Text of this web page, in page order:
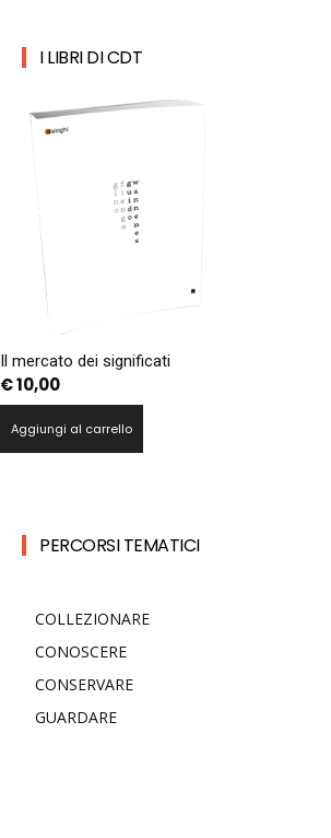
I LIBRI DI CDT
Il mercato dei significati
€10,00
Aggiungi al carrello
PERCORSI TEMATICI
COLLEZIONARE
CONOSCERE
CONSERVARE
GUARDARE